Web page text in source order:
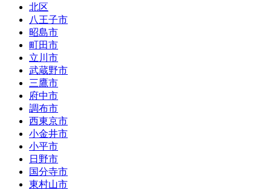
北区
八王子市
昭島市
町田市
立川市
武蔵野市
三鷹市
府中市
調布市
西東京市
小金井市
小平市
日野市
国分寺市
東村山市